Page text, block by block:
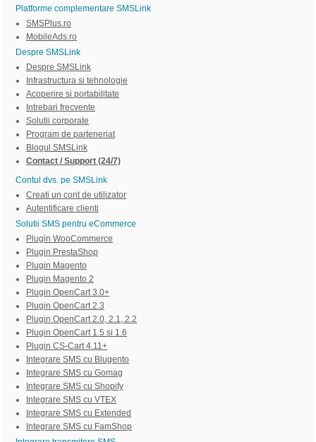
Platforme complementare SMSLink
SMSPlus.ro
MobileAds.ro
Despre SMSLink
Despre SMSLink
Infrastructura si tehnologie
Acoperire si portabilitate
Intrebari frecvente
Solutii corporate
Program de parteneriat
Blogul SMSLink
Contact / Support (24/7)
Contul dvs. pe SMSLink
Creati un cont de utilizator
Autentificare clienti
Solutii SMS pentru eCommerce
Plugin WooCommerce
Plugin PrestaShop
Plugin Magento
Plugin Magento 2
Plugin OpenCart 3.0+
Plugin OpenCart 2.3
Plugin OpenCart 2.0, 2.1, 2.2
Plugin OpenCart 1.5 si 1.6
Plugin CS-Cart 4.11+
Integrare SMS cu Blugento
Integrare SMS cu Gomag
Integrare SMS cu Shopify
Integrare SMS cu VTEX
Integrare SMS cu Extended
Integrare SMS cu FamShop